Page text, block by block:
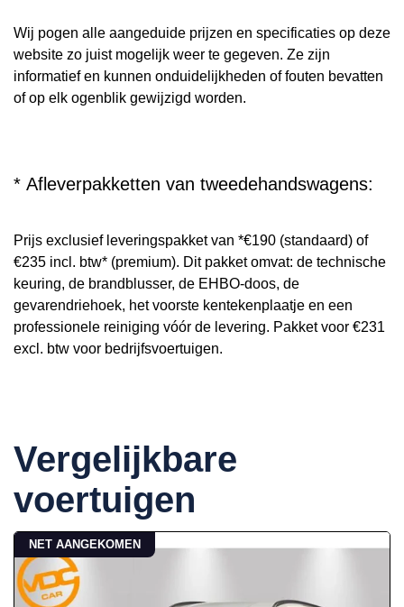
Wij pogen alle aangeduide prijzen en specificaties op deze
website zo juist mogelijk weer te gegeven. Ze zijn
informatief en kunnen onduidelijkheden of fouten bevatten
of op elk ogenblik gewijzigd worden.
* Afleverpakketten van tweedehandswagens:
Prijs exclusief leveringspakket van *€190 (standaard) of
€235 incl. btw* (premium). Dit pakket omvat: de technische
keuring, de brandblusser, de EHBO-doos, de
gevarendriehoek, het voorste kentekenplaatje en een
professionele reiniging vóór de levering. Pakket voor €231
excl. btw voor bedrijfsvoertuigen.
Vergelijkbare
voertuigen
NET AANGEKOMEN